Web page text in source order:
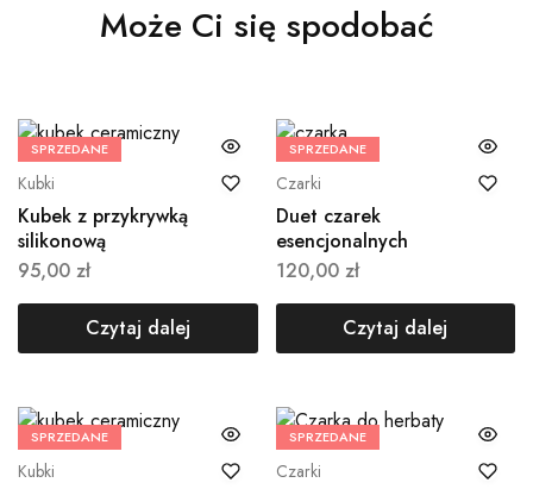
Może Ci się spodobać
SPRZEDANE
Kubki
Kubek z przykrywką
silikonową
95,00 zł
Czytaj dalej
SPRZEDANE
Czarki
Duet czarek
esencjonalnych
120,00 zł
Czytaj dalej
SPRZEDANE
Kubki
SPRZEDANE
Czarki